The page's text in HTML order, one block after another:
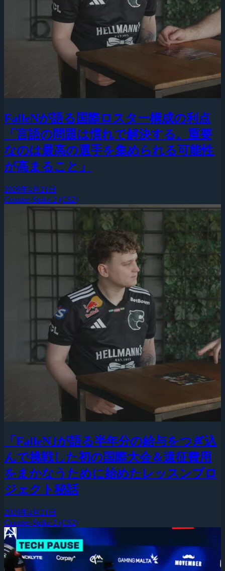
FalleNが語る国際ロスター構成の利点
「言語の問題は慣れで解決する。重要
なのは最高の選手を集められる可能性
が高まること」
2026年4月21日
Counter-Strike 2 (CS2)
「FalleN｣が語る半年分の給与をつぎ込
んで挑戦した初の国際大会＆遠征費用
をまかなうために始めたレッスンプロ
ジェクト秘話
2026年4月21日
Counter-Strike 2 (CS2)